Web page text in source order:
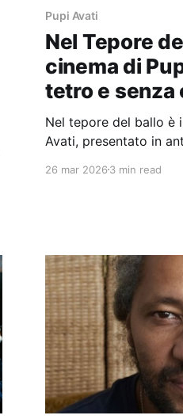
Pupi Avati
Nel Tepore
cinema di
tetro e senza
Nel tepore del ballo è
Avati, presentato in
26 mar 20263 min read